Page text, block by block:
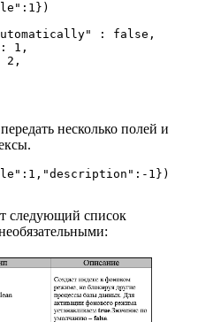
: false,
1,
2,
несколько полей и
1})
следующий список